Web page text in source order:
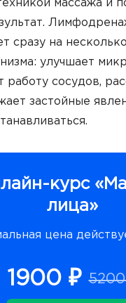
массажа и
сразу на
улучшает
работу сосудов,
застойные
курс
лица»
цена
1900 ₽